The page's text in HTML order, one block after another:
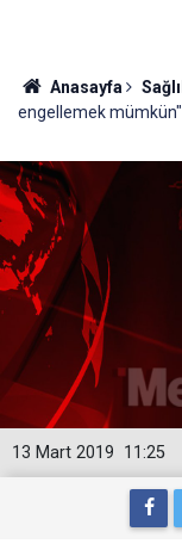
Anasayfa
engellemek mümkün"
11:25
13 Mart 2019